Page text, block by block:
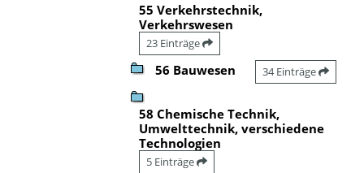
55 Verkehrstechnik,
Verkehrswesen
23 Einträge
56 Bauwesen 34 Einträge
58 Chemische Technik,
Umwelttechnik, verschiedene
Technologien
5 Einträge